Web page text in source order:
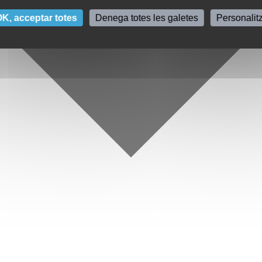
acceptar totes Denega totes les galetes